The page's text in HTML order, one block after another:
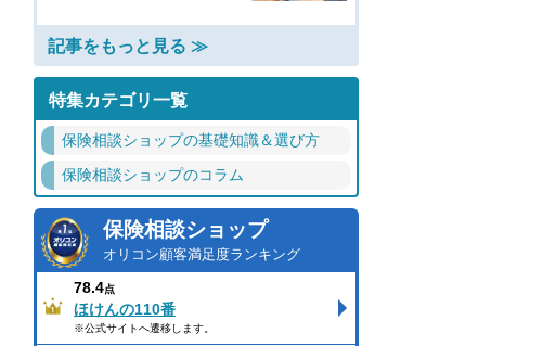
記事をもっと見る ≫
特集カテゴリ一覧
保険相談ショップの基礎知識＆選び方
保険相談ショップのコラム
保険相談ショップ
オリコン顧客満足度ランキング
78.4点
ほけんの110番
※公式サイトへ遷移します。